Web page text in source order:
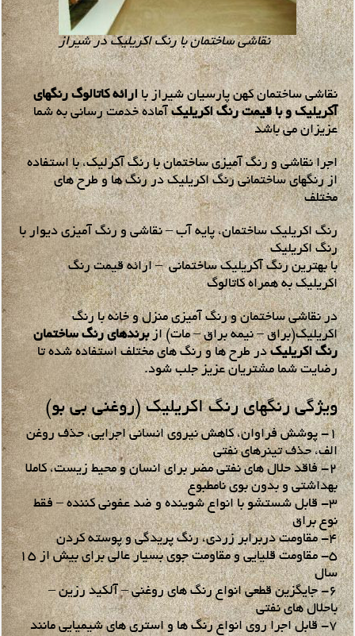
نقاشی ساختمان با رنگ اکریلیک در شیراز
نقاشی ساختمان کهن پارسیان شیراز باارائه کاتالوگ رنگهای
آکریلیک و با قیمت رنگ اکریلیکآماده خدمت رسانی به شما
عزیزان می باشد
اجرا نقاشی و رنگ آمیزی ساختمان با رنگ آکرلیک، با استفاده
از رنگهای ساختمانی رنگ اکریلیک در رنگ ها و طرح های
مختلف
رنگ اکریلیک ساختمان، پایه آب – نقاشی و رنگ آمیزی دیوار با
رنگ اکریلیک
با بهترین رنگ آکریلیک ساختمانی – ارائه قیمت رنگ
اکریلیک به همراه کاتالوگ
در نقاشی ساختمان و رنگ آمیزی منزل و خانه با رنگ
اکریلیک(براق – نیمه براق – مات) ازبرندهای رنگ ساختمان
رنگ اکریلیکدر طرح ها و رنگ های مختلف استفاده شده تا
رضایت شما مشتریان عزیز جلب شود.
ویژگی رنگهای رنگ اکریلیک (روغنی بی بو)
1- پوشش فراوان، کاهش نیروی انسانی اجرایی، حذف روغن
الف، حذف تینرهای نفتی
2- فاقد حلال های نفتی مضر برای انسان و محیط زیست، کاملا
بهداشتی و بدون بوی نامطبوع
3- قابل شستشو با انواع شوینده و ضد عفونی کننده – فقط
نوع براق
4- مقاومت دربرابر زردی، رنگ پریدگی و پوسته کردن
5- مقاومت قلیایی و مقاومت جوی بسیار عالی برای بیش از 15
سال
6- جایگزین قطعی انواع رنگ های روغنی – آلکید رزین –
باحلال های نفتی
7- قابل اجرا روی انواع رنگ ها و استری های شیمیایی مانند